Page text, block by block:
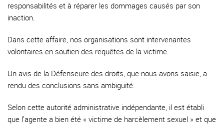
responsabilités et à réparer les dommages causés par son
inaction.
Dans cette affaire, nos organisations sont intervenantes
volontaires en soutien des requêtes de la victime.
Un avis de la Défenseure des droits, que nous avons saisie, a
rendu des conclusions sans ambiguïté.
Selon cette autorité administrative indépendante, il est établi
que l’agente a bien été « victime de harcèlement sexuel » et que